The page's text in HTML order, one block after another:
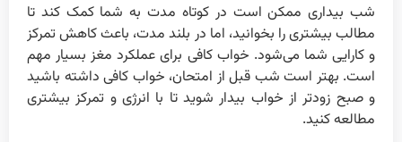
شب بیداری ممکن است در کوتاه مدت به شما کمک کند تا
مطالب بیشتری را بخوانید، اما در بلند مدت، باعث کاهش تمرکز
و کارایی شما می‌شود. خواب کافی برای عملکرد مغز بسیار مهم
است. بهتر است شب قبل از امتحان، خواب کافی داشته باشید
و صبح زودتر از خواب بیدار شوید تا با انرژی و تمرکز بیشتری
مطالعه کنید.